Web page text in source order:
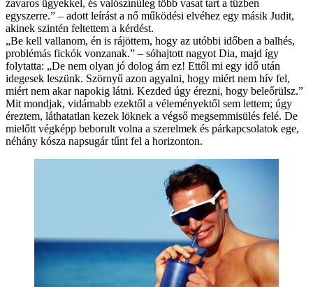
zavaros ügyekkel, és valószínűleg több vasat tart a tűzben
egyszerre.” – adott leírást a nő működési elvéhez egy másik Judit,
akinek szintén feltettem a kérdést.
„Be kell vallanom, én is rájöttem, hogy az utóbbi időben a balhés,
problémás fickók vonzanak.” – sóhajtott nagyot Dia, majd így
folytatta: „De nem olyan jó dolog ám ez! Ettől mi egy idő után
idegesek leszünk. Szörnyű azon agyalni, hogy miért nem hív fel,
miért nem akar napokig látni. Kezded úgy érezni, hogy beleőrülsz.”
Mit mondjak, vidámabb ezektől a véleményektől sem lettem; úgy
éreztem, láthatatlan kezek löknek a végső megsemmisülés felé. De
mielőtt végképp beborult volna a szerelmek és párkapcsolatok ege,
néhány kósza napsugár tűnt fel a horizonton.